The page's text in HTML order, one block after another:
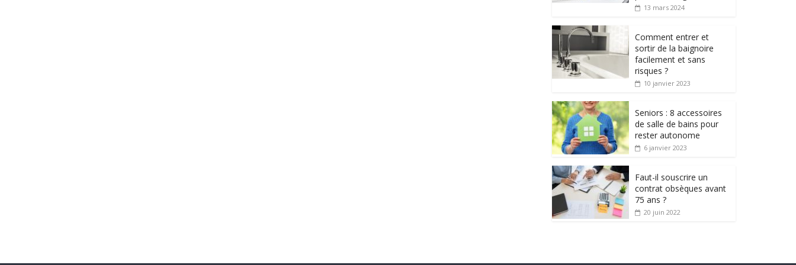
13 mars 2024
Comment entrer et
sortir de la baignoire
facilement et sans
risques ?
10 janvier 2023
Seniors : 8 accessoires
de salle de bains pour
rester autonome
6 janvier 2023
Faut-il souscrire un
contrat obsèques avant
75 ans ?
20 juin 2022